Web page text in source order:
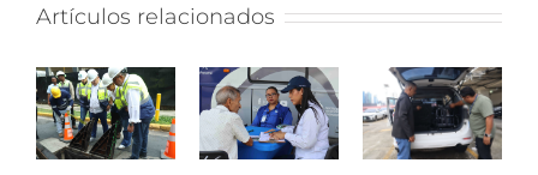
Artículos relacionados